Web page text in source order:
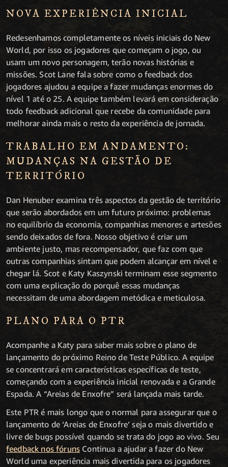
NOVA EXPERIÊNCIA INICIAL
Redesenhamos completamente os níveis iniciais do New
World, por isso os jogadores que começam o jogo, ou
usam um novo personagem, terão novas histórias e
missões. Scot Lane fala sobre como o feedback dos
jogadores ajudou a equipe a fazer mudanças enormes do
nível 1 até o 25. A equipe também levará em consideração
todo feedback adicional que recebe da comunidade para
melhorar ainda mais o resto da experiência de jornada.
TRABALHO EM ANDAMENTO:
MUDANÇAS NA GESTÃO DE
TERRITÓRIO
Dan Henuber examina três aspectos da gestão de território
que serão abordados em um futuro próximo: problemas
no equilíbrio da economia, companhias menores e artesões
sendo deixados de fora. Nosso objetivo é criar um
ambiente justo, mas recompensador, que faz com que
outras companhias sintam que podem alcançar em nível e
chegar lá. Scot e Katy Kaszynski terminam esse segmento
com uma explicação do porquê essas mudanças
necessitam de uma abordagem metódica e meticulosa.
PLANO PARA O PTR
Acompanhe a Katy para saber mais sobre o plano de
lançamento do próximo Reino de Teste Público. A equipe
se concentrará em características específicas de teste,
começando com a experiência inicial renovada e a Grande
Espada. A “Areias de Enxofre” será lançada mais tarde.
Este PTR é mais longo que o normal para assegurar que o
lançamento de ‘Areias de Enxofre’ seja o mais divertido e
livre de bugs possível quando se trata do jogo ao vivo. Seu
feedback nos fóruns Continua a ajudar a fazer do New
World uma experiência mais divertida para os jogadores